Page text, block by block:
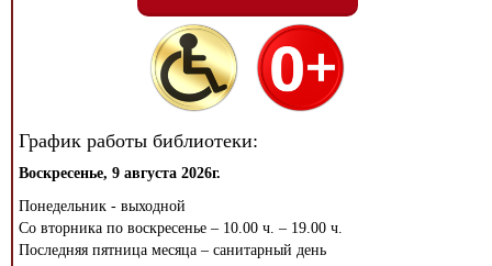
График работы библиотеки:
Воскресенье, 9 августа 2026г.
Понедельник - выходной
Со вторника по воскресенье – 10.00 ч. – 19.00 ч.
Последняя пятница месяца – санитарный день